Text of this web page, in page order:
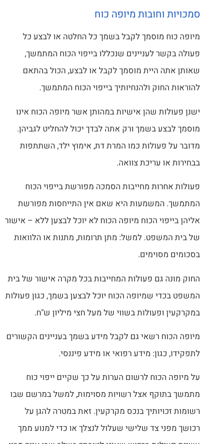
סמכויות וחובות מיופה כוח
מיופה כוח מוסמך לקבל בשמך כל החלטה או לבצע כל
פעולה בקשר לעניינים שנכללו בייפוי הכוח המתמשך,
שאותן אתה היית מוסמך לקבל או לבצע, הכול בהתאם
להוראות החוק ולהנחיותיך בייפוי הכוח המתמשך.
ישנן פעולות שהן אישיות במהותן אשר מיופה הכוח אינו
מוסמך לבצע בשמך ורק אתה לבדך יכול להחליט לגביהן.
מדובר על פעולות כמו המרת דת, אימוץ ילד, השתתפות
בבחירות או עריכת צוואה.
פעולות אחרות מחייבות הסמכה מפורשת בייפוי הכוח
המתמשך. המשמעות היא שאם אין התייחסות מפורשת
אליהן בייפוי הכוח מיופה הכוח לא יוכל לבצען ללא – אישור
של בית המשפט. למשל: מתן תרומות, מתנות או הלוואות
בסכומים מסוימים.
החוק מונה גם פעולות המחייבות בכל מקרה אישור של בית
המשפט בכדי שמיופה הכוח יוכל לבצען בשמך, כגון פעולות
במקרקעין ופעולות בשווי של מעל חצי מיליון ש"ח.
מיופה הכוח רשאי גם לקבל מידע בשמך בעניינים הקשורים
לתפקידו, כגון: מידע רפואי או מידע פיננסי.
על מיופה הכוח לרשום הערות על כך שקיים ייפוי כוח
מתמשך בתוקף אצל רשויות מסוימות, למשל במרשם שבו
רשומות זכויותיך בנכס מקרקעין. זאת במטרה להגן על
רכושך מפני צד שלישי שעלול לנצלך או כדי למנוע ממך